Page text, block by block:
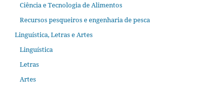
Ciência e Tecnologia de Alimentos
Recursos pesqueiros e engenharia de pesca
Linguística, Letras e Artes
Linguística
Letras
Artes